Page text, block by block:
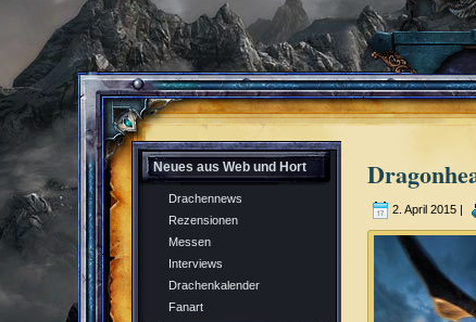
Neues aus Web und Hort
Drachennews
Rezensionen
Messen
Interviews
Drachenkalender
Fanart
2. April 2015 |